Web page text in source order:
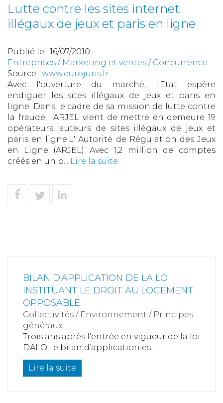
Lutte contre les sites internet
illégaux de jeux et paris en ligne
Publié le : 16/07/2010
Entreprises / Marketing et ventes / Concurrence
Source : www.eurojuris.fr
Avec l'ouverture du marché, l'Etat espère
endiguer les sites illégaux de jeux et paris en
ligne. Dans le cadre de sa mission de lutte contre
la fraude, l’ARJEL vient de mettre en demeure 19
opérateurs, auteurs de sites illégaux de jeux et
paris en ligne.L' Autorité de Régulation des Jeux
en Ligne (ARJEL) Avec 1,2 million de comptes
créés en un p... Lire la suite
BILAN D'APPLICATION DE LA LOI
INSTITUANT LE DROIT AU LOGEMENT
OPPOSABLE
Collectivités / Environnement / Principes
généraux
Trois ans après l'entrée en vigueur de la loi
DALO, le bilan d’application es...
Lire la suite